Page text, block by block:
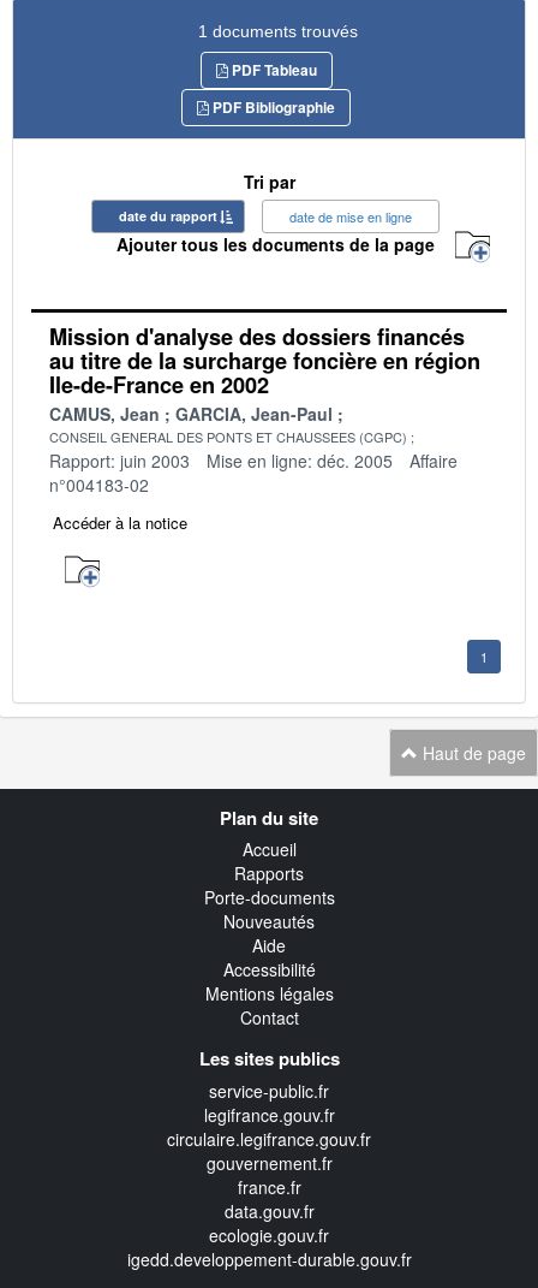
1 documents trouvés
PDF Tableau
PDF Bibliographie
Tri par
date du rapport date de mise en ligne
Ajouter tous les documents de la page
Mission d'analyse des dossiers financés
au titre de la surcharge foncière en région
Ile-de-France en 2002
CAMUS, Jean GARCIA, Jean-Paul
CONSEIL GENERAL DES PONTS ET CHAUSSEES (CGPC)
Rapport: juin 2003 Mise en ligne: déc. 2005
Affaire
n°004183-02
Accéder à la notice
1
Haut de page
Plan du site
Accueil
Rapports
Porte-documents
Nouveautés
Aide
Accessibilité
Mentions légales
Contact
Les sites publics
service-public.fr
legifrance.gouv.fr
circulaire.legifrance.gouv.fr
gouvernement.fr
france.fr
data.gouv.fr
ecologie.gouv.fr
igedd.developpement-durable.gouv.fr